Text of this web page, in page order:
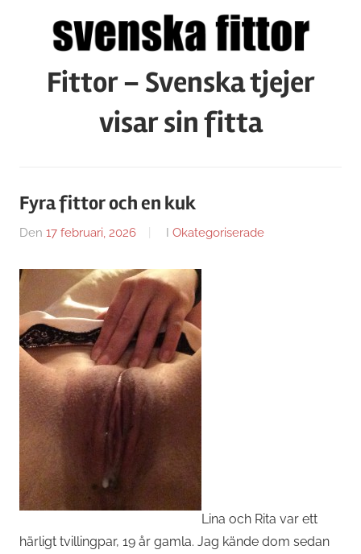
Fittor – Svenska tjejer
visar sin fitta
Fyra fittor och en kuk
Den 17 februari, 2026
AvOkategoriserade
Lina och Rita var ett
härligt tvillingpar, 19 år gamla. Jag kände dom sedan